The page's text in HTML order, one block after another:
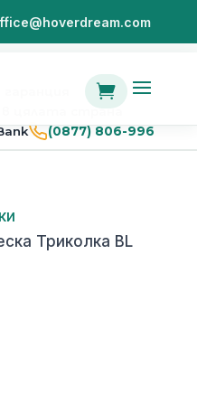

цялата страна
(0877) 806-996
Триколка BL